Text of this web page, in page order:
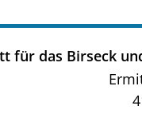
für das Birseck